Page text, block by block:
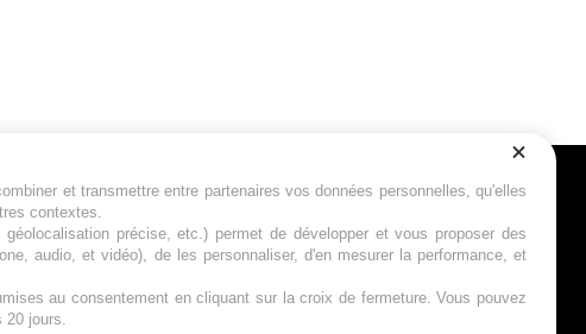
Suivez-nous
et transmettre entre partenaires vos données personnelles, qu'elles
contextes.
précise, etc.) permet de développer et vous proposer des
audio, et vidéo), de les personnaliser, d'en mesurer la performance, et
au consentement en cliquant sur la croix de fermeture. Vous pouvez
20 jours.